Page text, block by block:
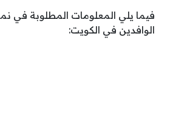
فيما يلي المعلومات المطلوبة في
الوافدين في الكويت: